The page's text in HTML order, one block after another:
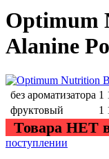
Optimum
Alanine
без ароматизатора 1
фруктовый
1
Товара НЕТ
поступлении